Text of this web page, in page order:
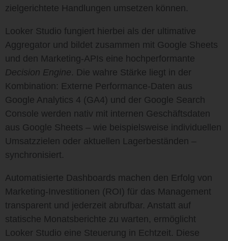
zielgerichtete Handlungen umsetzen können.
Looker Studio fungiert hierbei als der ultimative
Aggregator und bildet zusammen mit Google Sheets
und den Marketing-APIs eine hochperformante
Decision Engine. Die wahre Stärke liegt in der
Kombination: Externe Performance-Daten aus
Google Analytics 4 (GA4) und der Google Search
Console werden nativ mit internen Geschäftsdaten
aus Google Sheets – wie beispielsweise individuellen
Umsatzzielen oder aktuellen Lagerbeständen –
synchronisiert.
Automatisierte Dashboards machen den Erfolg von
Marketing-Investitionen (ROI) für das Management
transparent und jederzeit abrufbar. Anstatt auf
statische Monatsberichte zu warten, ermöglicht
Looker Studio eine Steuerung in Echtzeit. Diese